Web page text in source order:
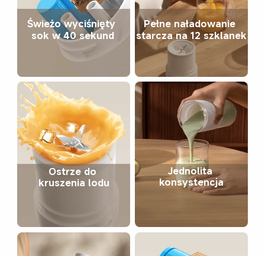
Świeżo wyciśnięty
sok w 40 sekund
Pełne naładowanie
starcza na 12 szklanek
Ostrze do
kruszenia lodu
Jednolita
konsystencja